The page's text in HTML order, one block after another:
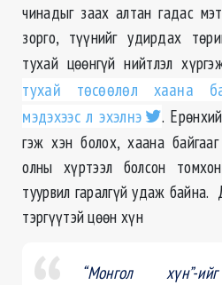
чинадыг заах алтан гадас
зорго, түүнийг удирдах
тухай цөөнгүй нийтлэл
тухай төсөөлөл хаана
мэдэхээс л эхэлнэ
.
гэж хэн болох, хаана
олны хүртээл болсон
туурвил гаралгүй удаж байна.
тэргүүтэй цөөн хүн
“Монгол хүн”-